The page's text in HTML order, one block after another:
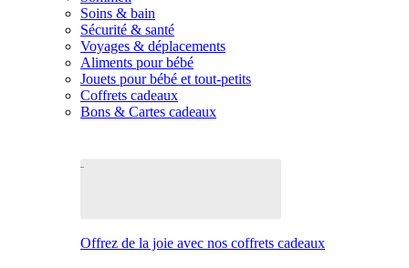
Soins & bain
Sécurité & santé
Voyages & déplacements
Aliments pour bébé
Jouets pour bébé et tout-petits
Coffrets cadeaux
Bons & Cartes cadeaux
Offrez de la joie avec nos coffrets cadeaux